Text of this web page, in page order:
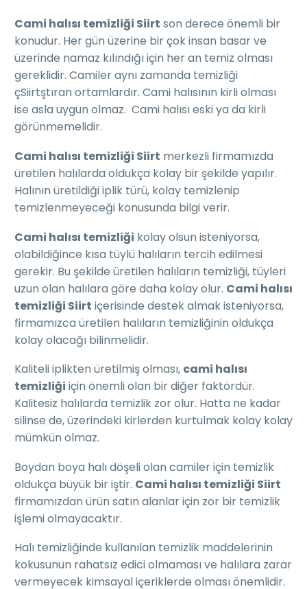
Cami halısı temizliği Siirt son derece önemli bir
konudur. Her gün üzerine bir çok insan basar ve
üzerinde namaz kılındığı için her an temiz olması
gereklidir. Camiler aynı zamanda temizliği
çSiirtştıran ortamlardır. Cami halısının kirli olması
ise asla uygun olmaz. Cami halısı eski ya da kirli
görünmemelidir.
Cami halısı temizliği Siirt merkezli firmamızda
üretilen halılarda oldukça kolay bir şekilde yapılır.
Halının üretildiği iplik türü, kolay temizlenip
temizlenmeyeceği konusunda bilgi verir.
Cami halısı temizliği kolay olsun isteniyorsa,
olabildiğince kısa tüylü halıların tercih edilmesi
gerekir. Bu şekilde üretilen halıların temizliği, tüyleri
uzun olan halılara göre daha kolay olur. Cami halısı
temizliği Siirt içerisinde destek almak isteniyorsa,
firmamızca üretilen halıların temizliğinin oldukça
kolay olacağı bilinmelidir.
Kaliteli iplikten üretilmiş olması, cami halısı
temizliği için önemli olan bir diğer faktördür.
Kalitesiz halılarda temizlik zor olur. Hatta ne kadar
silinse de, üzerindeki kirlerden kurtulmak kolay kolay
mümkün olmaz.
Boydan boya halı döşeli olan camiler için temizlik
oldukça büyük bir iştir. Cami halısı temizliği Siirt
firmamızdan ürün satın alanlar için zor bir temizlik
işlemi olmayacaktır.
Halı temizliğinde kullanılan temizlik maddelerinin
kokusunun rahatsız edici olmaması ve halılara zarar
vermeyecek kimsayal içeriklerde olması önemlidir.